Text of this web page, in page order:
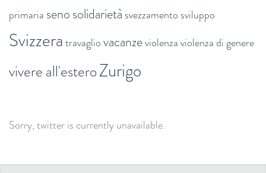
primaria senosolidarietà svezzamento sviluppo
Svizzeratravagliovacanzeviolenzaviolenza di genere
vivere all'esteroZurigo
Sorry, twitter is currently unavailable.